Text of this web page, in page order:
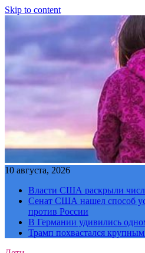
Skip to content
10 августа, 2026
Власти США раскрыли
Сенат США нашел способ
против России
В Германии удивились
Трамп похвастался